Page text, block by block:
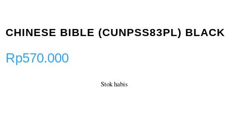
CHINESE BIBLE (CUNPSS83PL) BLACK
Rp570.000
Stok habis